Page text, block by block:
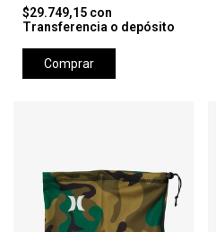
$29.749,15 con
Transferencia o depósito
Comprar